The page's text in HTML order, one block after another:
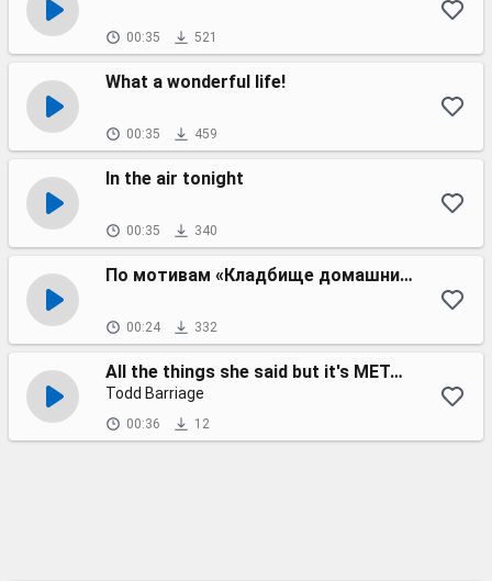
00:35 521
What a wonderful life!
00:35 459
In the air tonight
00:35 340
По мотивам «Кладбище домашних животных»
00:24 332
All the things she said but it's METALCORE
Todd Barriage
00:36 12